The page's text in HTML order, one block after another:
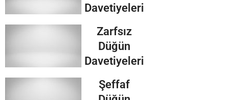
Davetiyeleri
Zarfsız
Düğün
Davetiyeleri
Şeffaf